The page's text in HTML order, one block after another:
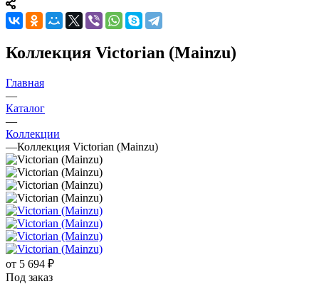
Коллекция Victorian (Mainzu)
Главная
—
Каталог
—
Коллекции
—Коллекция Victorian (Mainzu)
от 5 694 ₽
Под заказ